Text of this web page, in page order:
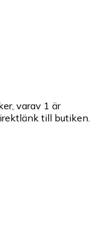
varav 1 är
till butiken.